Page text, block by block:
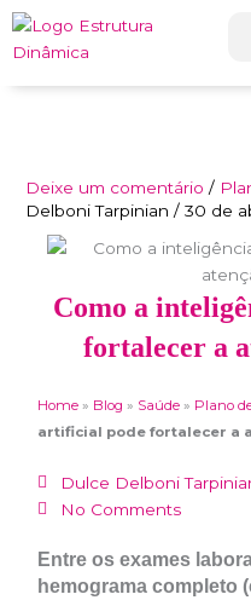
conteúdo
Deixe um comentário /
Delboni Tarpinian/30 de
Como a
fortalecer a
Home » Blog » Saúde » Plano
artificial pode fortalecer a
Dulce Delboni
No Comments
Entre os exames
hemograma completo